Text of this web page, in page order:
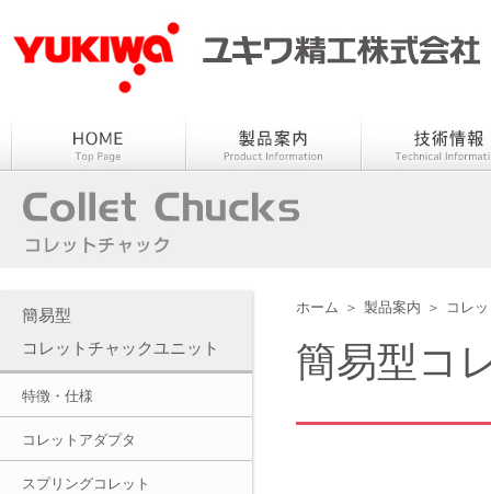
簡易型
コレットチャックユニット
特徴・仕様
コレットアダプタ
スプリングコレット
ホーム ＞ 製品案内 ＞ コレ
簡易型コ